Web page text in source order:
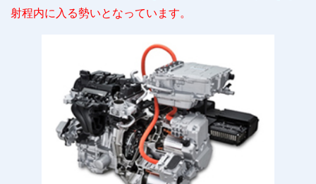
射程内に入る勢いとなっています。